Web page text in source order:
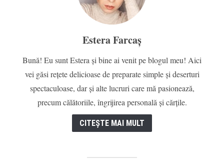
Estera Farcaș
Bună! Eu sunt Estera și bine ai venit pe blogul meu! Aici
vei găsi rețete delicioase de preparate simple și deserturi
spectaculoase, dar și alte lucruri care mă pasionează,
precum călătoriile, îngrijirea personală și cărțile.
CITEȘTE MAI MULT